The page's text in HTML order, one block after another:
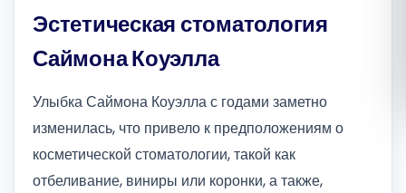
Русский
Эстетическая стоматология
Саймона Коуэлла
Улыбка Саймона Коуэлла с годами заметно
изменилась, что привело к предположениям о
косметической стоматологии, такой как
отбеливание, виниры или коронки, а также,